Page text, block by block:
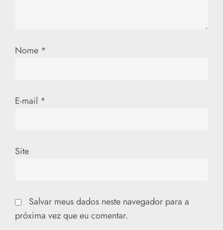
Nome *
E-mail *
Site
Salvar meus dados neste navegador para a
próxima vez que eu comentar.